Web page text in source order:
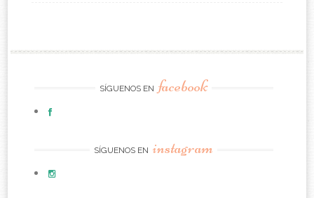
SÍGUENOS EN facebook
SÍGUENOS EN instagram